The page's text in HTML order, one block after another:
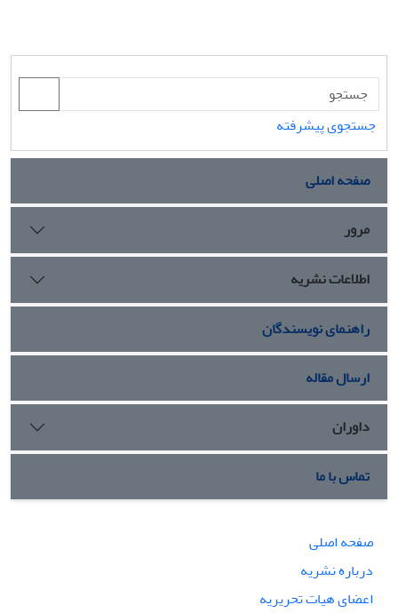
جستجوی پیشرفته
صفحه اصلی
مرور
اطلاعات نشریه
راهنمای نویسندگان
ارسال مقاله
داوران
تماس با ما
صفحه اصلی
درباره نشریه
اعضای هیات تحریریه